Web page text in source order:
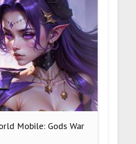
Mobile: Gods War